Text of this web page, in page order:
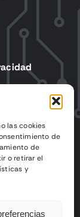
las cookies
de
de
o retirar el
y